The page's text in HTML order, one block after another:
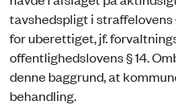
tavshedspligt i straffelovens
for uberettiget, jf.
offentlighedslovens § 14.
denne baggrund, at
behandling.